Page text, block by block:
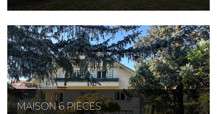
MAISON 6 PIÈCES